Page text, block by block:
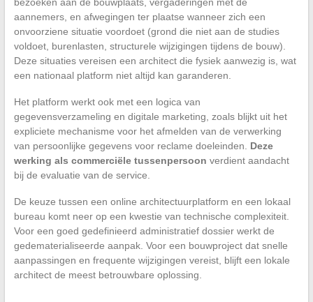
aannemers, en afwegingen ter plaatse wanneer zich een
onvoorziene situatie voordoet (grond die niet aan de studies
voldoet, burenlasten, structurele wijzigingen tijdens de bouw).
Deze situaties vereisen een architect die fysiek aanwezig is, wat
een nationaal platform niet altijd kan garanderen.
Het platform werkt ook met een logica van
gegevensverzameling en digitale marketing, zoals blijkt uit het
expliciete mechanisme voor het afmelden van de verwerking
van persoonlijke gegevens voor reclame doeleinden. Deze
werking als commerciële tussenpersoon verdient aandacht
bij de evaluatie van de service.
De keuze tussen een online architectuurplatform en een lokaal
bureau komt neer op een kwestie van technische complexiteit.
Voor een goed gedefinieerd administratief dossier werkt de
gedematerialiseerde aanpak. Voor een bouwproject dat snelle
aanpassingen en frequente wijzigingen vereist, blijft een lokale
architect de meest betrouwbare oplossing.